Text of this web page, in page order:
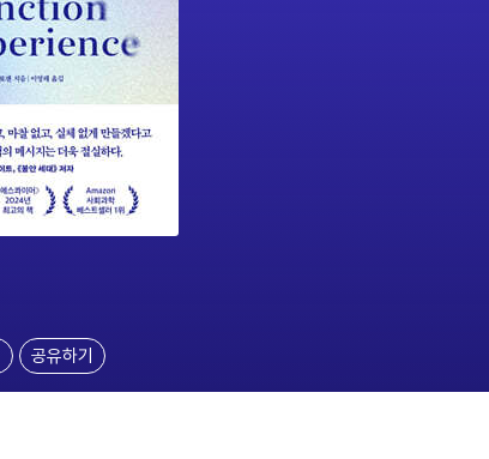
공유하기